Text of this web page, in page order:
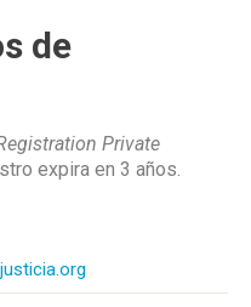
de
Private
expira en 3 años.